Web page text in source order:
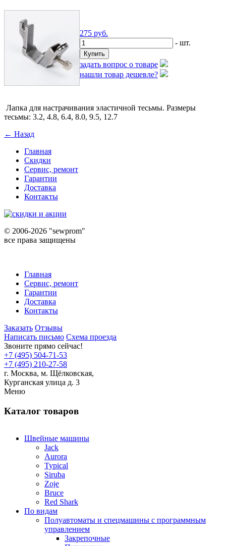
275 руб.
- шт.
задать вопрос о товаре
нашли товар дешевле?
Лапка для настрачивания эластичной тесьмы. Размеры
тесьмы: 3.2, 4.8, 6.4, 8.0, 9.5, 12.7
← Назад
Главная
Скидки
Сервис, ремонт
Гарантии
Доставка
Контакты
© 2006-2026 "sewprom"
все права защищены
Главная
Сервис, ремонт
Гарантии
Доставка
Контакты
Заказать Отзывы
Написать письмо Схема проезда
Звоните прямо сейчас!
+7 (495) 504-71-53
+7 (495) 210-27-58
г. Москва, м. Щёлковская,
Курганская улица д. 3
Меню
Каталог товаров
Швейные машины
Jack
Aurora
Typical
Siruba
Zoje
Bruce
Red Shark
По видам
Полуавтоматы и спецмашины с программным
управлением
Закрепочные